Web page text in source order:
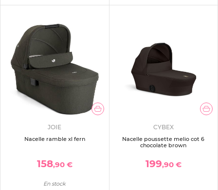
JOIE
Nacelle ramble xl fern
158,90 €
En stock
CYBEX
Nacelle poussette melio cot 6
chocolate brown
199,90 €